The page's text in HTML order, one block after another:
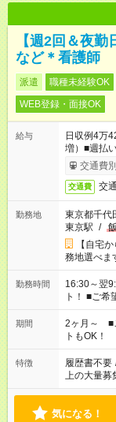
【週2回＆夜
など＊看護師
派遣 職種未経験OK
WEB登録・面接OK
給与
日収例4万
増）■週払
交通費
交通費 交
勤務地
東京都千代
東京駅 /
【自宅
務地選べま
勤務時間
16:30～翌
ト！ ■ご希望があればその他シフトもOK！ [早番]7:00～16:00
[日勤]9:00～
へ 今ご覧
務時間。
期間
2ヶ月～ ■
トもOK！
特徴 履歴書不要
上の大量募
気になる！